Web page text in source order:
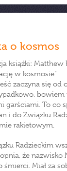
o kosmos
książki:
w kosmosie"
zaczyna się od
bowiem
garściami. To co
i do Związku
rakietowym.
Radzieckim
że nazwisko
śmierci. Miał za